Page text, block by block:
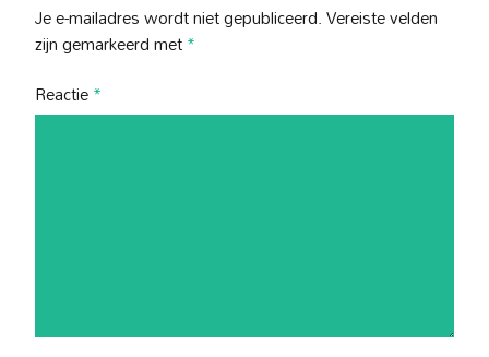
Je e-mailadres wordt niet gepubliceerd.Vereiste velden
zijn gemarkeerd met*
Reactie*